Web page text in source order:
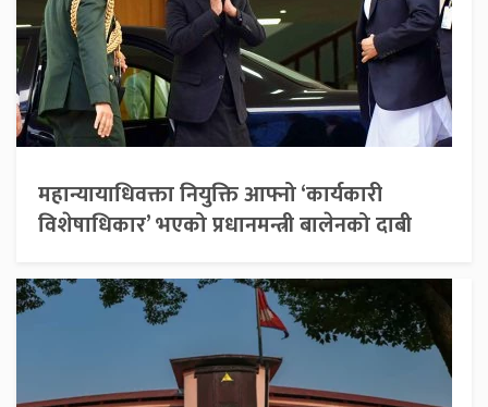
महान्यायाधिवक्ता नियुक्ति आफ्नो ‘कार्यकारी
विशेषाधिकार’ भएको प्रधानमन्त्री बालेनको दाबी